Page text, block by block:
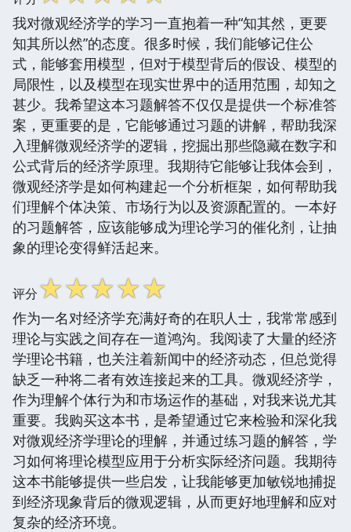
我对微观经济学的学习一直抱着一种“知其然，更要
知其所以然”的态度。很多时候，我们能够记住公
式，能够套用模型，但对于模型背后的假设、模型的
局限性，以及模型在现实世界中的适用范围，却知之
甚少。我希望这本习题解答不仅仅是提供一个标准答
案，更重要的是，它能够通过习题的讲解，帮助我深
入理解微观经济学的逻辑，挖掘出那些隐藏在数字和
公式背后的经济学原理。我期待它能够让我体会到，
微观经济学是如何构建起一个分析框架，如何帮助我
们理解个体决策、市场行为以及资源配置的。一本好
的习题解答，应该能够成为理论学习的催化剂，让抽
象的理论变得鲜活起来。
评分☆☆☆☆☆
作为一名对经济学充满好奇的在职人士，我常常感到
理论与实践之间存在一道鸿沟。我阅读了大量的经济
学理论书籍，也关注着新闻中的经济动态，但总觉得
缺乏一种将二者有效连接起来的工具。微观经济学，
作为理解个体行为和市场运作的基础，对我来说尤其
重要。我购买这本书，是希望通过它来检验和深化我
对微观经济学理论的理解，并通过练习题的解答，学
习如何将理论模型应用于分析实际经济问题。我期待
这本书能够提供一些启发，让我能够更加敏锐地捕捉
到经济现象背后的微观逻辑，从而更好地理解和应对
复杂的经济环境。